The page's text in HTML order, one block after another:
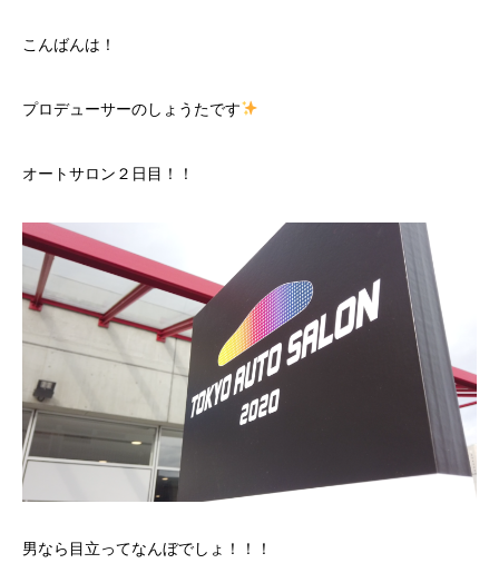
こんばんは！
プロデューサーのしょうたです
オートサロン２日目！！
男なら目立ってなんぼでしょ！！！